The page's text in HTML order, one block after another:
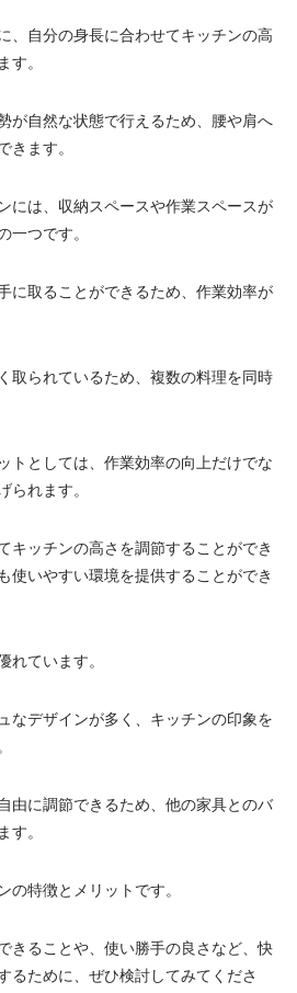
、自分の身長に合わせてキッチンの高
す。
が自然な状態で行えるため、腰や肩へ
きます。
には、収納スペースや作業スペースが
一つです。
に取ることができるため、作業効率が
取られているため、複数の料理を同時
トとしては、作業効率の向上だけでな
られます。
キッチンの高さを調節することができ
使いやすい環境を提供することができ
れています。
なデザインが多く、キッチンの印象を
由に調節できるため、他の家具とのバ
す。
の特徴とメリットです。
きることや、使い勝手の良さなど、快
るために、ぜひ検討してみてくださ